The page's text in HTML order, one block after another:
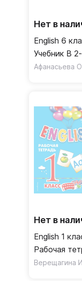
Нет в
English 6
Учебник В
частях
Нет в
English 1
Рабочая